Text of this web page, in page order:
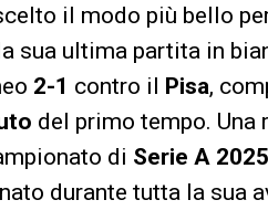
il modo più bello
sua ultima partita in
2-1 contro il Pisa,
del primo tempo. Una
di Serie A
durante tutta la sua